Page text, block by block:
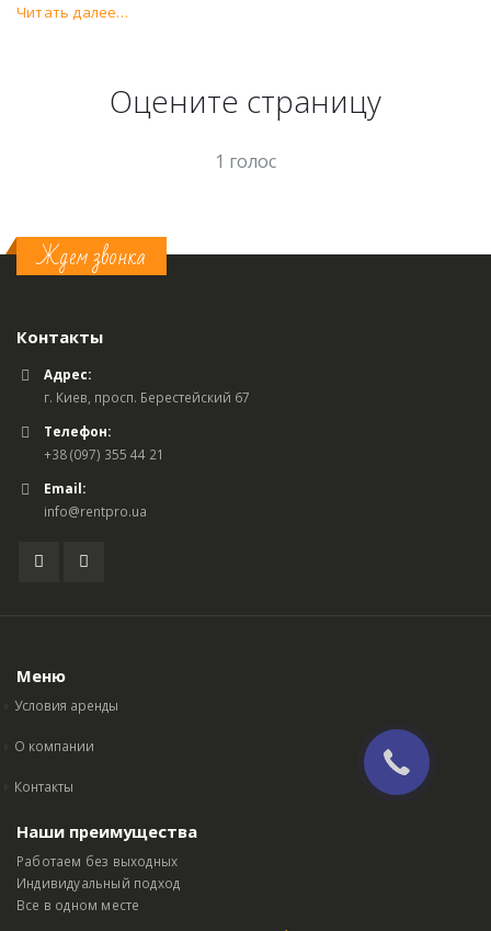
Читать далее…
Оцените страницу
1 голос
Ждем звонка
Контакты
Адрес:
г. Киев, просп. Берестейский 67
Телефон:
+38 (097) 355 44 21
Email:
info@rentpro.ua
Меню
Условия аренды
О компании
Контакты
Наши преимущества
Работаем без выходных
Индивидуальный подход
Все в одном месте